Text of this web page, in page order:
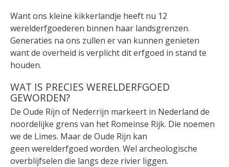
Want ons kleine kikkerlandje heeft nu 12
werelderfgoederen binnen haar landsgrenzen.
Generaties na ons zullen er van kunnen genieten
want de overheid is verplicht dit erfgoed in stand te
houden.
WAT IS PRECIES WERELDERFGOED
GEWORDEN?
De Oude Rijn of Nederrijn markeert in Nederland de
noordelijke grens van het Romeinse Rijk. Die noemen
we de Limes. Maar de Oude Rijn kan
geen werelderfgoed worden. Wel archeologische
overblijfselen die langs deze rivier liggen.